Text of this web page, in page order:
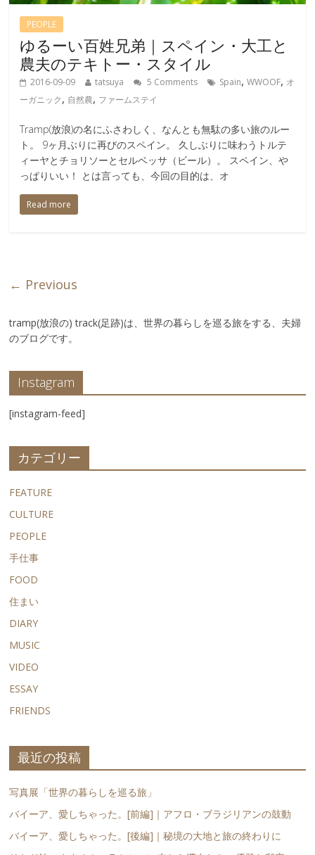
PEOPLE
ゆるーい百姓兄弟｜スペイン・大工と
農夫のテキトー・スタイル
2016-09-09 tatsuya 5 Comments Spain,WWOOF, オ
ーガニック, 自然農, ファームステイ
Tramp(放浪)の名にふさわしく、なんとも無駄の多い旅のルー
ト。 9ヶ月ぶりに再びのスペイン。 久しぶりに味わうトルテ
ィーヤとチョリソーとセルベッサ（ビール）。 スペイン、や
っぱりいい！ とは言っても、今回の目的は、オ
Read more
← Previous
tramp(放浪の) track(足跡)は、世界の暮らしを巡る旅をする、夫婦
のブログです。
Instagram
[instagram-feed]
カテゴリー
FEATURE
CULTURE
PEOPLE
手仕事
FOOD
住まい
DIARY
MUSIC
VIDEO
ESSAY
FRIENDS
最近の投稿
写真展「世界の暮らしを巡る旅」
バイーア、愛しちゃった。[前編]｜アフロ・ブラジリアンの鼓動
バイーア、愛しちゃった。[後編]｜秘境の大地と旅の終わりに